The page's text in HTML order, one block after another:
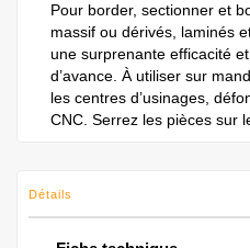
Pour border, sectionner et
massif ou dérivés, laminés
une surprenante efficacité
d’avance. À utiliser sur
les centres d’usinages,
CNC. Serrez les pièces sur
Détails